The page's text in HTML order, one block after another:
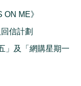
ME》
信計劃
」及「網購星期一